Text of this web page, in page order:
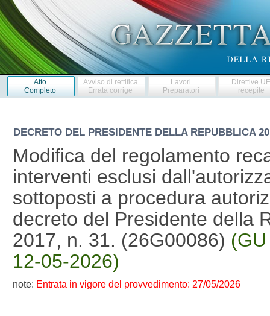
Atto
Completo
Avviso di rettifica
Errata corrige
Lavori
Preparatori
Direttive
recepite
DECRETO DEL PRESIDENTE DELLA REPUBBLICA
Modifica del regolamento
interventi esclusi
sottoposti a procedura
decreto del Presidente della
2017, n. 31. (26G00086)
12-05-2026)
note: Entrata in vigore del provvedimento: 27/05/2026